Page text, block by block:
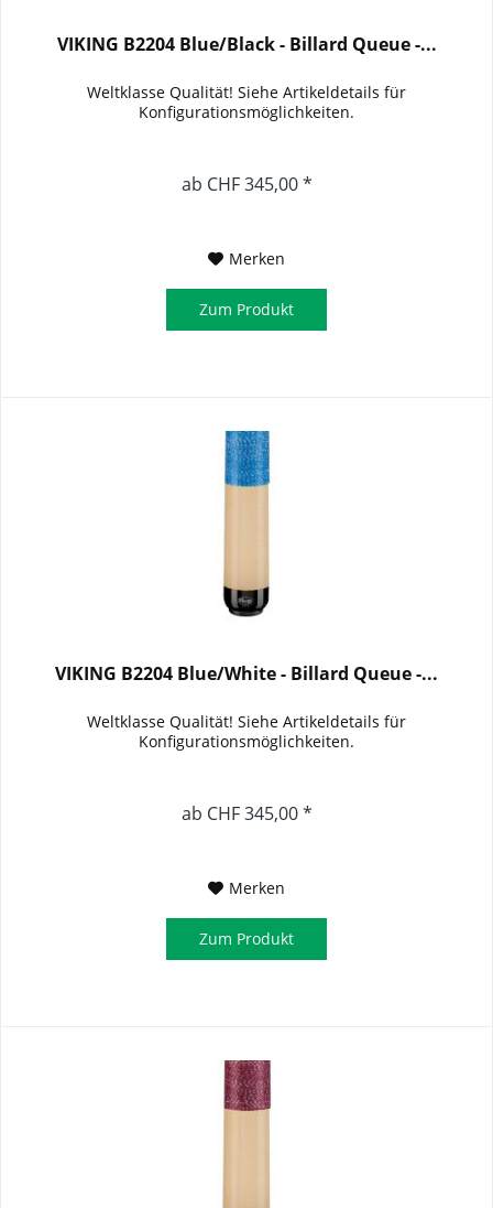
VIKING B2204 Blue/Black - Billard Queue -...
Weltklasse Qualität! Siehe Artikeldetails für
Konfigurationsmöglichkeiten.
ab CHF 345,00 *
Merken
Zum Produkt
VIKING B2204 Blue/White - Billard Queue -...
Weltklasse Qualität! Siehe Artikeldetails für
Konfigurationsmöglichkeiten.
ab CHF 345,00 *
Merken
Zum Produkt